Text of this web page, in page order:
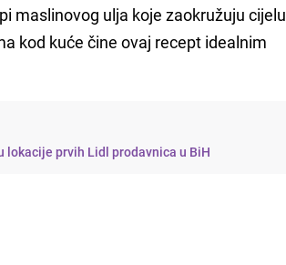
maslinovog ulja koje zaokružuju cijelu
kod kuće čine ovaj recept idealnim
lokacije prvih Lidl prodavnica u BiH